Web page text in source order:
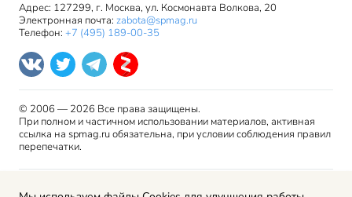
Адрес: 127299, г. Москва, ул. Космонавта Волкова, 20
Электронная почта: zabota@spmag.ru
Телефон: +7 (495) 189-00-35
© 2006 — 2026 Все права защищены.
При полном и частичном использовании материалов, активная
ссылка на spmag.ru обязательна, при условии соблюдения правил
перепечатки.
Правила использования материалов сайта и авторские